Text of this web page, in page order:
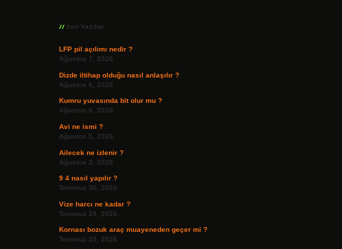
Son Yazılar
LFP pil açılımı nedir ?
Ağustos 7, 2026
Dizde iltihap olduğu nasıl anlaşılır ?
Ağustos 6, 2026
Kumru yuvasında bit olur mu ?
Ağustos 6, 2026
Avi ne ismi ?
Ağustos 5, 2026
Ailecek ne izlenir ?
Ağustos 3, 2026
9 4 nasıl yapılır ?
Temmuz 30, 2026
Vize harcı ne kadar ?
Temmuz 29, 2026
Kornası bozuk araç muayeneden geçer mi ?
Temmuz 25, 2026